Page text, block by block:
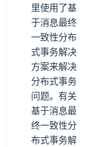
里使用了基
于消息最终
一致性分布
式事务解决
方案来解决
分布式事务
问题。有关
基于消息最
终一致性分
布式事务解